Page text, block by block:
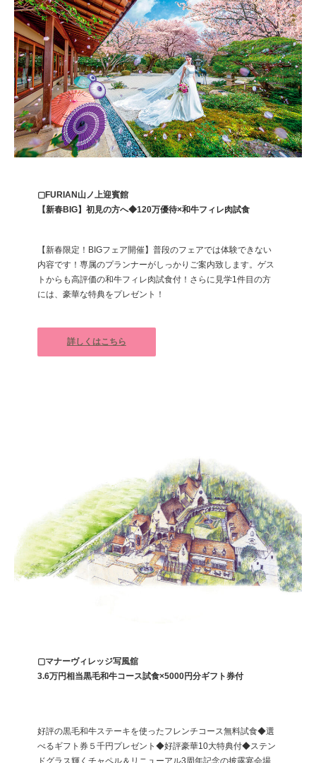
▢FURIAN山ノ上迎賓館
【新春BIG】初見の方へ◆120万優待×和牛フィレ肉試食
【新春限定！BIGフェア開催】普段のフェアでは体験できない
内容です！専属のプランナーがしっかりご案内致します。ゲス
トからも高評価の和牛フィレ肉試食付！さらに見学1件目の方
には、豪華な特典をプレゼント！
詳しくはこちら
▢マナーヴィレッジ写風舘
3.6万円相当黒毛和牛コース試食×5000円分ギフト券付
好評の黒毛和牛ステーキを使ったフレンチコース無料試食◆選
べるギフト券５千円プレゼント◆好評豪華10大特典付◆ステン
ドグラス輝くチャペル＆リニューアル3周年記念の披露宴会場